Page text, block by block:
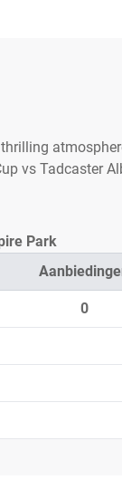
vs Tadcaster
0
Park